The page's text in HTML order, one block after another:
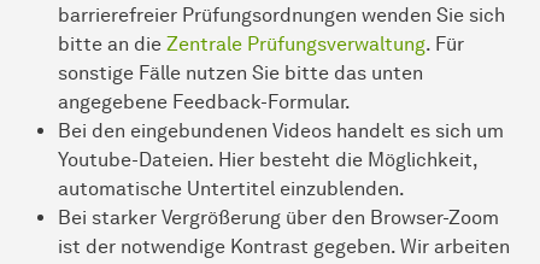
barrierefreier Prüfungsordnungen wenden Sie sich
bitte an die Zentrale Prüfungsverwaltung. Für
sonstige Fälle nutzen Sie bitte das unten
angegebene Feedback-Formular.
Bei den eingebundenen Videos handelt es sich um
Youtube-Dateien. Hier besteht die Möglichkeit,
automatische Untertitel einzublenden.
Bei starker Vergrößerung über den Browser-Zoom
ist der notwendige Kontrast gegeben. Wir arbeiten